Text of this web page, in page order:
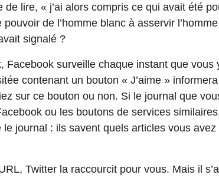
de lire, « j’ai alors compris ce qui avait été
de l’homme blanc à asservir
signalé ?
Facebook surveille chaque instant que vous
contenant un bouton « J’aime »
sur ce bouton ou non. Si le journal que
ou les boutons de services
journal : ils savent quels articles vous
Twitter la raccourcit pour vous. Mais il